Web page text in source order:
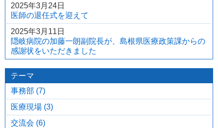
2025年3月24日
医師の退任式を迎えて
2025年3月11日
隠岐病院の加藤一朗副院長が、島根県医療政策課からの
感謝状をいただきました
テーマ
事務部 (7)
医療現場 (3)
交流会 (6)